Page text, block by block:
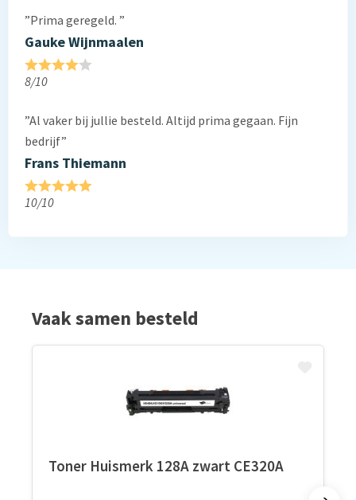
”Prima geregeld. ”
Gauke Wijnmaalen
8/10
”Al vaker bij jullie besteld. Altijd prima gegaan. Fijn
bedrijf”
Frans Thiemann
10/10
Vaak samen besteld
Toner Huismerk 128A zwart CE320A